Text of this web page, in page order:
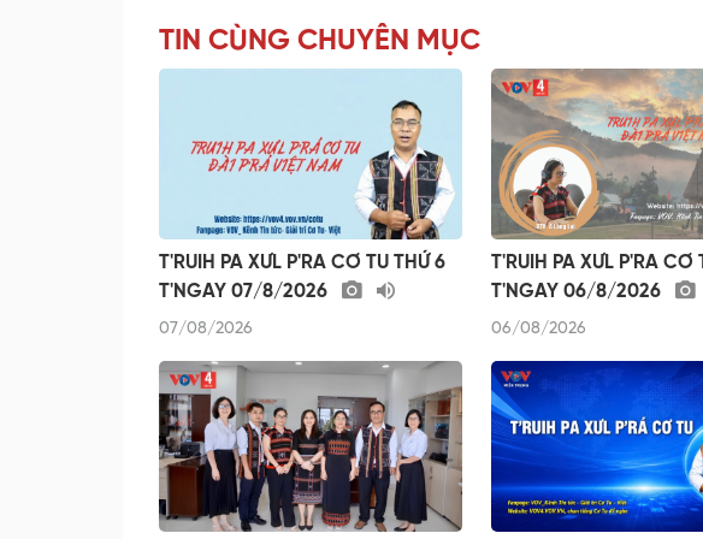
TIN CÙNG CHUYÊN MỤC
T'RUIH PA XƯL P'RA CƠ TU THỨ 6
T'NGAY 07/8/2026
07/08/2026
T'RUIH PA XƯL P'RA CƠ
T'NGAY 06/8/2026
06/08/2026